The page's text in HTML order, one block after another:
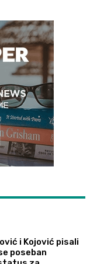
i Kojović pisali
poseban